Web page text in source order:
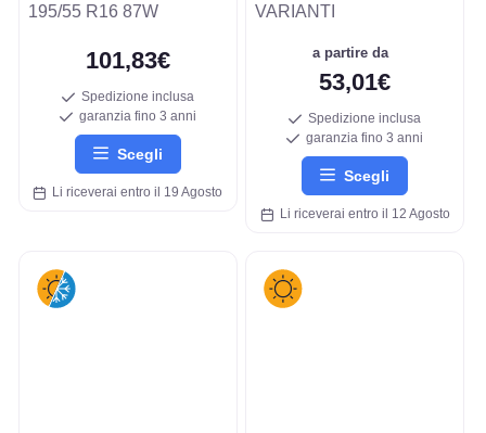
195/55 R16 87W
101,83€
Spedizione inclusa
garanzia fino 3 anni
Scegli
Li riceverai entro il 19 Agosto
VARIANTI
a partire da
53,01€
Spedizione inclusa
garanzia fino 3 anni
Scegli
Li riceverai entro il 12 Agosto